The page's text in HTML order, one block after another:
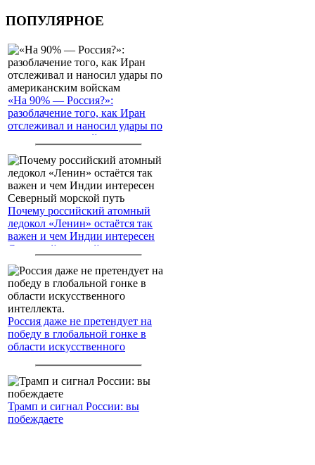
ПОПУЛЯРНОЕ
«На 90% — Россия?»:
разоблачение того, как Иран
отслеживал и наносил удары по
американским войскам
Почему российский атомный
ледокол «Ленин» остаётся так
важен и чем Индии интересен
Северный морской путь
Россия даже не претендует на
победу в глобальной гонке в
области искусственного
Трамп и сигнал России: вы
побеждаете